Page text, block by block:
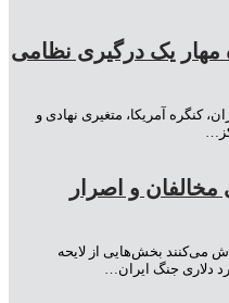
مهار یک درگیری نظامی
کنگره آمریکا، متغیری نهادی و
مخالفان و اصرار
می‌کنند بخش‌هایی از لایحه